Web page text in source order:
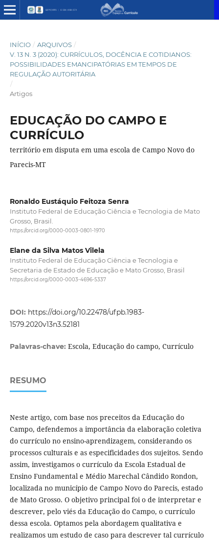
INÍCIO / ARQUIVOS /
V. 13 N. 3 (2020): CURRÍCULOS, DOCÊNCIA E COTIDIANOS:
POSSIBILIDADES EMANCIPATÓRIAS EM TEMPOS DE
REGULAÇÃO AUTORITÁRIA
/
Artigos
EDUCAÇÃO DO CAMPO E
CURRÍCULO
território em disputa em uma escola de Campo Novo do
Parecis-MT
Ronaldo Eustáquio Feitoza Senra
Instituto Federal de Educação Ciência e Tecnologia de Mato
Grosso, Brasil.
https://orcid.org/0000-0003-0801-1970
Elane da Silva Matos Vilela
Instituto Federal de Educação Ciência e Tecnologia e
Secretaria de Estado de Educação e Mato Grosso, Brasil
https://orcid.org/0000-0003-4696-5337
DOI: https://doi.org/10.22478/ufpb.1983-
1579.2020v13n3.52181
Palavras-chave: Escola, Educação do campo, Currículo
RESUMO
Neste artigo, com base nos preceitos da Educação do
Campo, defendemos a importância da elaboração coletiva
do currículo no ensino-aprendizagem, considerando os
processos culturais e as especificidades dos sujeitos. Sendo
assim, investigamos o currículo da Escola Estadual de
Ensino Fundamental e Médio Marechal Cândido Rondon,
localizada no município de Campo Novo do Parecis, estado
de Mato Grosso. O objetivo principal foi o de interpretar e
descrever, pelo viés da Educação do Campo, o currículo
dessa escola. Optamos pela abordagem qualitativa e
realizamos um estudo de caso para descrever tal currículo